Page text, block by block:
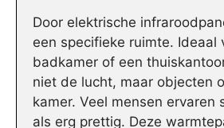
Door elektrische
een specifieke ruimte. Ideaal
badkamer of een
niet de lucht, maar objecten
kamer. Veel mensen ervaren
als erg prettig. Deze